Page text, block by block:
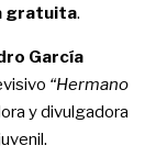
gratuita.
García
“Hermano
y divulgadora